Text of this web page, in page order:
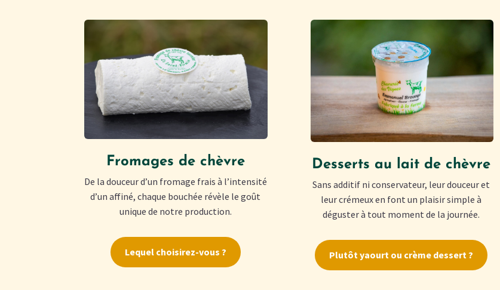
Fromages de chèvre
De la douceur d’un fromage frais à l’intensité
d’un affiné, chaque bouchée révèle le goût
unique de notre production.
Lequel choisirez-vous ?
Desserts au lait de chèvre
Sans additif ni conservateur, leur douceur et
leur crémeux en font un plaisir simple à
déguster à tout moment de la journée.
Plutôt yaourt ou crème dessert ?